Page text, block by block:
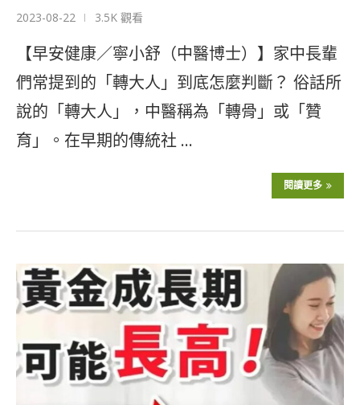
2023-08-22 3.5K 觀看
【早安健康／寧小舒（中醫博士）】家中長輩
們常提到的「轉大人」到底怎麼判斷？ 俗話所
說的「轉大人」，中醫稱為「轉骨」或「贊
育」。在早期的傳統社 …
閱讀更多